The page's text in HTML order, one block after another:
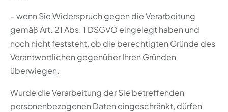
– wenn Sie Widerspruch gegen die Verarbeitung
gemäß Art. 21 Abs. 1 DSGVO eingelegt haben und
noch nicht feststeht, ob die berechtigten Gründe des
Verantwortlichen gegenüber Ihren Gründen
überwiegen.
Wurde die Verarbeitung der Sie betreffenden
personenbezogenen Daten eingeschränkt, dürfen